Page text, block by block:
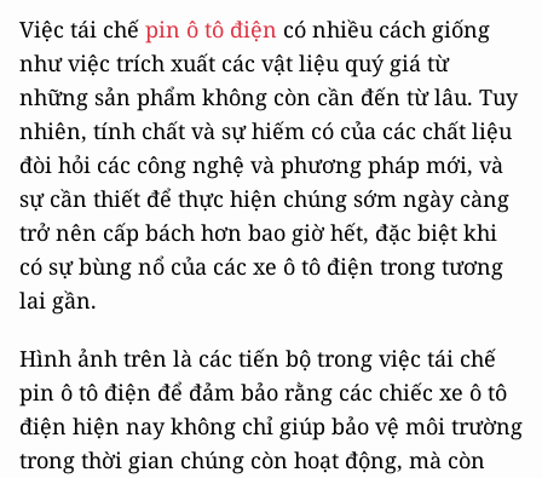
Việc tái chế pin ô tô điện có nhiều cách giống
như việc trích xuất các vật liệu quý giá từ
những sản phẩm không còn cần đến từ lâu. Tuy
nhiên, tính chất và sự hiếm có của các chất liệu
đòi hỏi các công nghệ và phương pháp mới, và
sự cần thiết để thực hiện chúng sớm ngày càng
trở nên cấp bách hơn bao giờ hết, đặc biệt khi
có sự bùng nổ của các xe ô tô điện trong tương
lai gần.
Hình ảnh trên là các tiến bộ trong việc tái chế
pin ô tô điện để đảm bảo rằng các chiếc xe ô tô
điện hiện nay không chỉ giúp bảo vệ môi trường
trong thời gian chúng còn hoạt động, mà còn